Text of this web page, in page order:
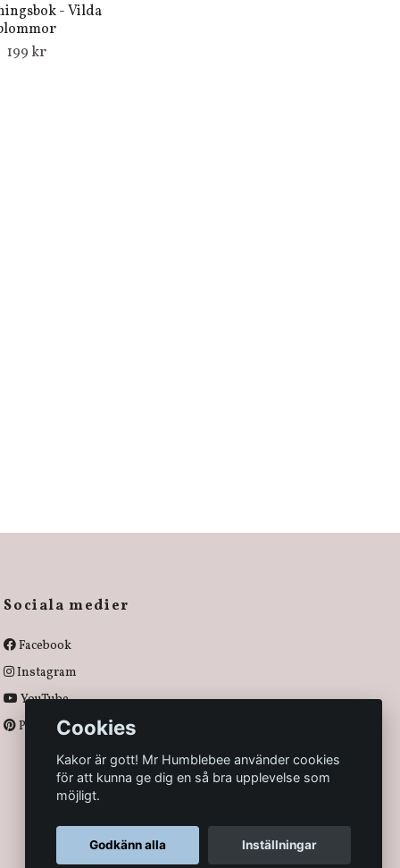
- Vilda
199 kr
Sociala medier
Facebook
Instagram
YouTube
PinterestCookies
Kakor är gott! Mr Humblebee använder cookies
för att kunna ge dig en så bra upplevelse som
möjligt.
Godkänn alla Inställningar